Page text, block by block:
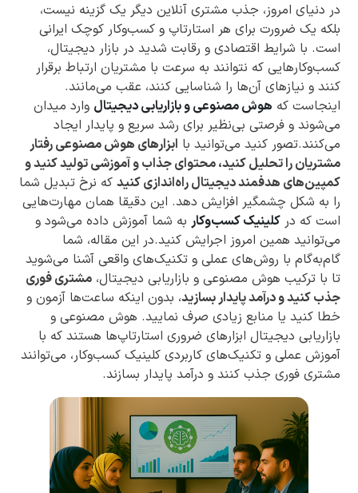
در دنیای امروز، جذب مشتری آنلاین دیگر یک گزینه نیست،
بلکه یک ضرورت برای هر استارتاپ و کسب‌وکار کوچک ایرانی
است. با شرایط اقتصادی و رقابت شدید در بازار دیجیتال،
کسب‌وکارهایی که نتوانند به سرعت با مشتریان ارتباط برقرار
کنند و نیازهای آن‌ها را شناسایی کنند، عقب می‌مانند.
اینجاست که هوش مصنوعی و بازاریابی دیجیتال وارد میدان
می‌شوند و فرصتی بی‌نظیر برای رشد سریع و پایدار ایجاد
می‌کنند.تصور کنید می‌توانید با ابزارهای هوش مصنوعی رفتار
مشتریان را تحلیل کنید، محتوای جذاب و آموزشی تولید کنید و
کمپین‌های هدفمند دیجیتال راه‌اندازی کنید که نرخ تبدیل شما
را به شکل چشمگیر افزایش دهد. این دقیقا همان مهارت‌هایی
است که در کلینیک کسب‌وکار به شما آموزش داده می‌شود و
می‌توانید همین امروز اجرایش کنید.در این مقاله، شما
گام‌به‌گام با روش‌های عملی و تکنیک‌های واقعی آشنا می‌شوید
تا با ترکیب هوش مصنوعی و بازاریابی دیجیتال، مشتری فوری
جذب کنید و درآمد پایدار بسازید، بدون اینکه ساعت‌ها آزمون و
خطا کنید یا منابع زیادی صرف نمایید. هوش مصنوعی و
بازاریابی دیجیتال ابزارهای ضروری استارتاپ‌ها هستند که با
آموزش عملی و تکنیک‌های کاربردی کلینیک کسب‌وکار، می‌توانند
مشتری فوری جذب کنند و درآمد پایدار بسازند.